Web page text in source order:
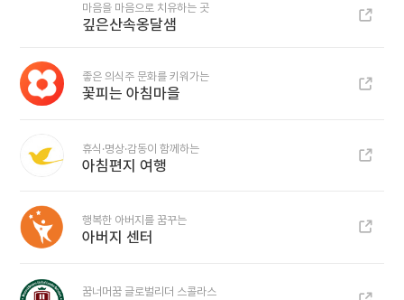
마음을 마음으로 치유하는 곳
깊은산속옹달샘
좋은 의식주 문화를 키워가는
꽃피는 아침마을
휴식·명상·감동이 함께하는
아침편지 여행
행복한 아버지를 꿈꾸는
아버지 센터
꿈너머꿈 글로벌리더 스콜라스